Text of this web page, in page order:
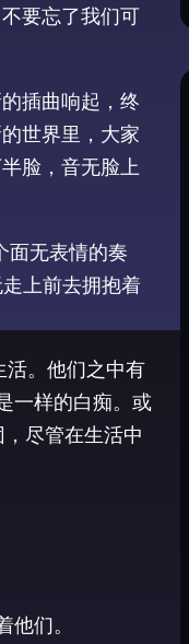
要忘了我们可
插曲响起，终
世界里，大家
脸，音无脸上
面无表情的奏
上前去拥抱着
活。他们之中有
一样的白痴。或
尽管在生活中
们。